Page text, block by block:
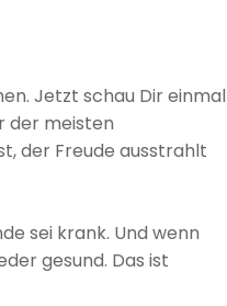
Jetzt schau Dir einmal
der meisten
der Freude ausstrahlt
sei krank. Und wenn
gesund. Das ist